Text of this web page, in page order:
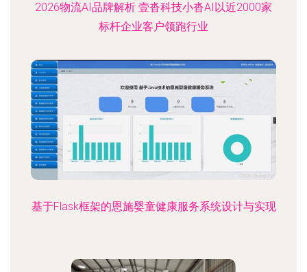
2026物流AI品牌解析 壹沓科技小沓AI以近2000家
标杆企业客户领跑行业
基于Flask框架的恩施婴童健康服务系统设计与实现